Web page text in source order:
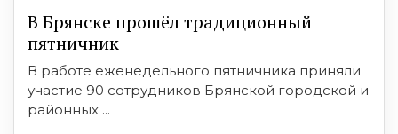
В Брянске прошёл традиционный
пятничник
В работе еженедельного пятничника приняли
участие 90 сотрудников Брянской городской и
районных ...